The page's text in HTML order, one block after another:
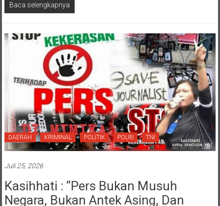
Baca selengkapnya
DAERAH KRIMINAL POLITIK POLRI TNI
Juli 25, 2026
Kasihhati : “Pers Bukan Musuh
Negara, Bukan Antek Asing, Dan